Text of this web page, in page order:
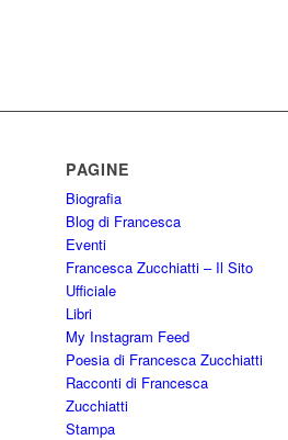
PAGINE
Biografia
Blog di Francesca
Eventi
Francesca Zucchiatti – Il Sito
Ufficiale
Libri
My Instagram Feed
Poesia di Francesca Zucchiatti
Racconti di Francesca
Zucchiatti
Stampa